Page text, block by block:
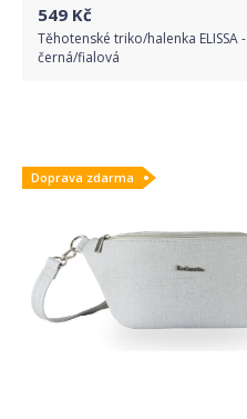
549 Kč
Těhotenské triko/halenka ELISSA -
černá/fialová
Detail produktu
Doprava zdarma